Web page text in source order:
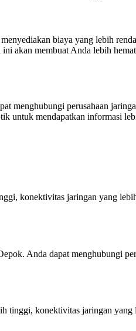
biaya yang lebih
akan membuat Anda lebih
menghubungi perusahaan
untuk mendapatkan informasi
konektivitas jaringan yang
Anda dapat menghubungi
tinggi, konektivitas jaringan